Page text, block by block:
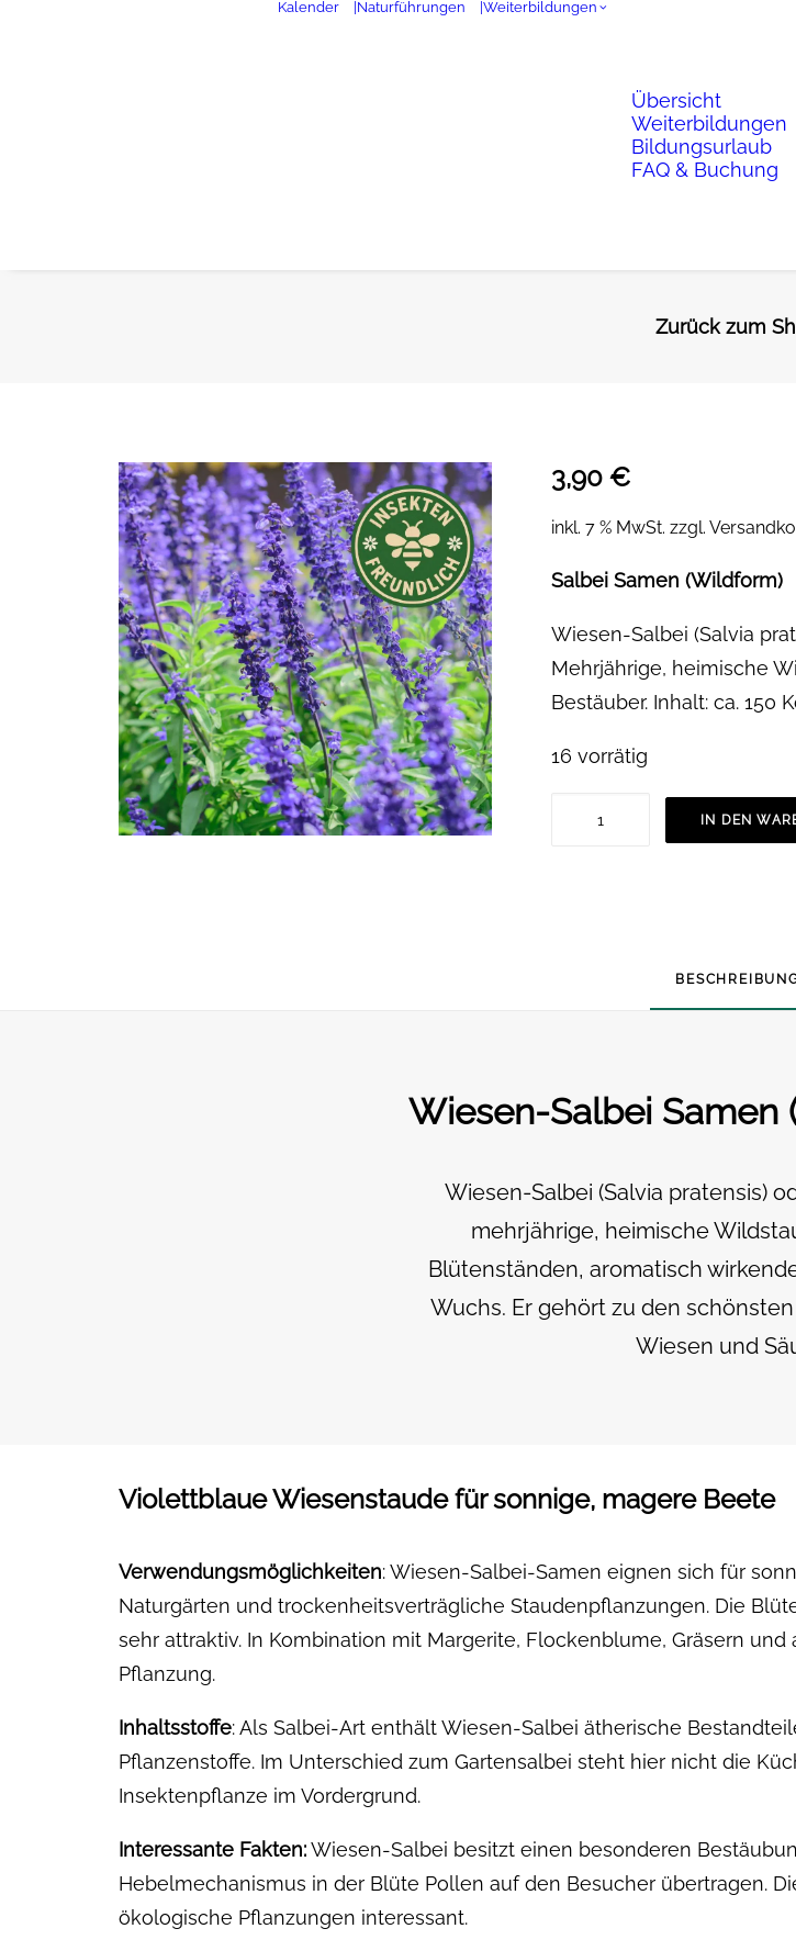
Kalender |Naturführungen |Weiterbildungen
Übersicht
Weiterbildungen
Bildungsurlaub
FAQ & Buchung
Zurück zum
3,90 €
inkl. 7 % MwSt. zzgl.
Salbei Samen (Wildform)
Wiesen-Salbei (Salvia
Mehrjährige, heimische
Bestäuber. Inhalt: ca. 150
16 vorrätig
IN DEN
Wiesen-Salbei Samen
Wiesen-Salbei (Salvia pratensis)
mehrjährige, heimische
Blütenständen, aromatisch
Wuchs. Er gehört zu den
Wiesen und
Violettblaue Wiesenstaude für sonnige, magere Beete
Verwendungsmöglichkeiten: Wiesen-Salbei-Samen eignen sich für
Naturgärten und trockenheitsverträgliche Staudenpflanzungen. Die
sehr attraktiv. In Kombination mit Margerite, Flockenblume, Gräsern
Pflanzung.
Inhaltsstoffe: Als Salbei-Art enthält Wiesen-Salbei ätherische
Pflanzenstoffe. Im Unterschied zum Gartensalbei steht hier nicht die
Insektenpflanze im Vordergrund.
Interessante Fakten:Wiesen-Salbei besitzt einen besonderen
Hebelmechanismus in der Blüte Pollen auf den Besucher übertragen.
ökologische Pflanzungen interessant.